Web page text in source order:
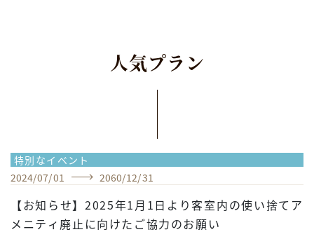
人気プラ ン
特別なイベント
2024/07/01 2060/12/31
【お知らせ】2025年1月1日より客室内の使い捨てア
メニティ廃止に向けたご協力のお願い